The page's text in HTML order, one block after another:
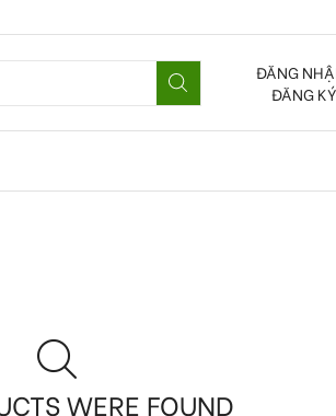
ĐĂNG
ĐĂNG KÝ
WERE FOUND